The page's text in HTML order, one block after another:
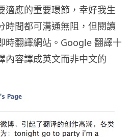
適應的重要環節，幸好我生
時間都可溝通無阻，但閱讀
時翻譯網站。Google 翻譯十
內容譯成英文而非中文的